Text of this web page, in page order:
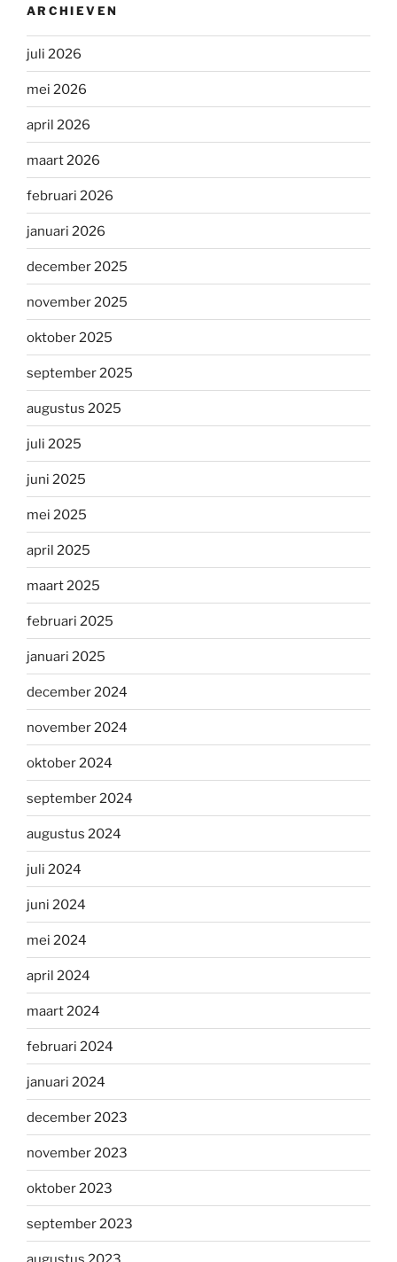
ARCHIEVEN
juli 2026
mei 2026
april 2026
maart 2026
februari 2026
januari 2026
december 2025
november 2025
oktober 2025
september 2025
augustus 2025
juli 2025
juni 2025
mei 2025
april 2025
maart 2025
februari 2025
januari 2025
december 2024
november 2024
oktober 2024
september 2024
augustus 2024
juli 2024
juni 2024
mei 2024
april 2024
maart 2024
februari 2024
januari 2024
december 2023
november 2023
oktober 2023
september 2023